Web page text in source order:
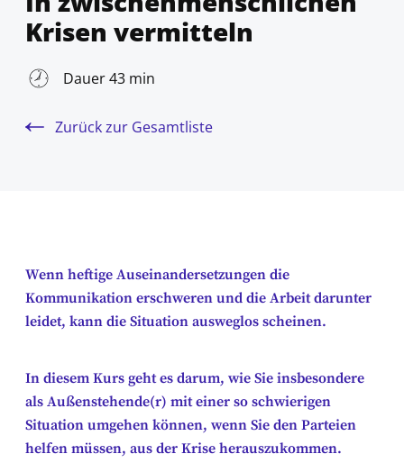
Krisen vermitteln
Dauer 43 min
Zurück zur Gesamtliste
Wenn heftige Auseinandersetzungen die
Kommunikation erschweren und die Arbeit darunter
leidet, kann die Situation ausweglos scheinen.
In diesem Kurs geht es darum, wie Sie insbesondere
als Außenstehende(r) mit einer so schwierigen
Situation umgehen können, wenn Sie den Parteien
helfen müssen, aus der Krise herauszukommen.